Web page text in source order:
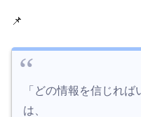
📌
「どの情報を信じれ
は、